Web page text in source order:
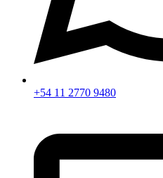
+54 11 2770 9480